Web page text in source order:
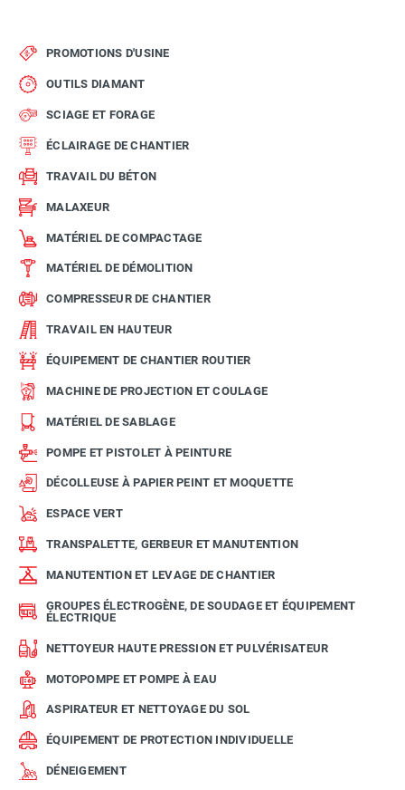
PROMOTIONS D'USINE
OUTILS DIAMANT
SCIAGE ET FORAGE
ÉCLAIRAGE DE CHANTIER
TRAVAIL DU BÉTON
MALAXEUR
MATÉRIEL DE COMPACTAGE
MATÉRIEL DE DÉMOLITION
COMPRESSEUR DE CHANTIER
TRAVAIL EN HAUTEUR
ÉQUIPEMENT DE CHANTIER ROUTIER
MACHINE DE PROJECTION ET COULAGE
MATÉRIEL DE SABLAGE
POMPE ET PISTOLET À PEINTURE
DÉCOLLEUSE À PAPIER PEINT ET MOQUETTE
ESPACE VERT
TRANSPALETTE, GERBEUR ET MANUTENTION
MANUTENTION ET LEVAGE DE CHANTIER
GROUPES ÉLECTROGÈNE, DE SOUDAGE ET ÉQUIPEMENT
ÉLECTRIQUE
NETTOYEUR HAUTE PRESSION ET PULVÉRISATEUR
MOTOPOMPE ET POMPE À EAU
ASPIRATEUR ET NETTOYAGE DU SOL
ÉQUIPEMENT DE PROTECTION INDIVIDUELLE
DÉNEIGEMENT